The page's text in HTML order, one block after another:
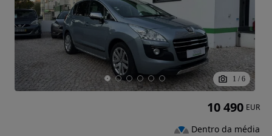
1 / 6
10 490 EUR
Dentro da média